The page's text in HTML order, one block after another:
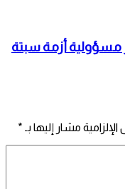
مسؤولية أزمة سبتة
مشار إليها بـ *